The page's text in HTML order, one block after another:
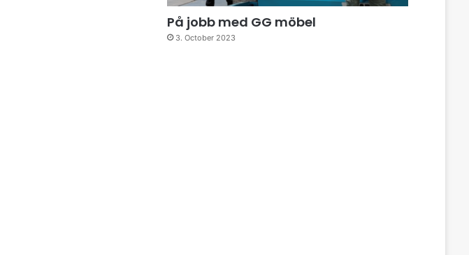
På jobb med GG möbel
3. October 2023